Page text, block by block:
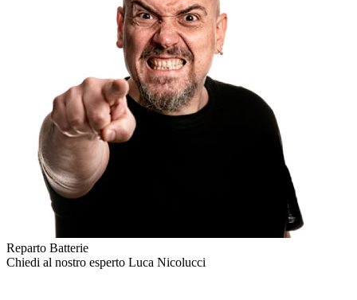
Reparto Batterie
Chiedi al nostro esperto Luca Nicolucci